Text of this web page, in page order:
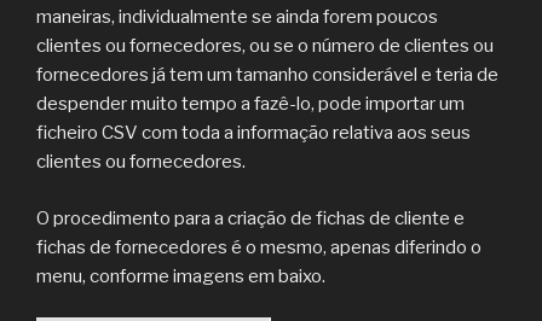
maneiras, individualmente se ainda forem poucos
clientes ou fornecedores, ou se o número de clientes ou
fornecedores já tem um tamanho considerável e teria de
despender muito tempo a fazê-lo, pode importar um
ficheiro CSV com toda a informação relativa aos seus
clientes ou fornecedores.
O procedimento para a criação de fichas de cliente e
fichas de fornecedores é o mesmo, apenas diferindo o
menu, conforme imagens em baixo.